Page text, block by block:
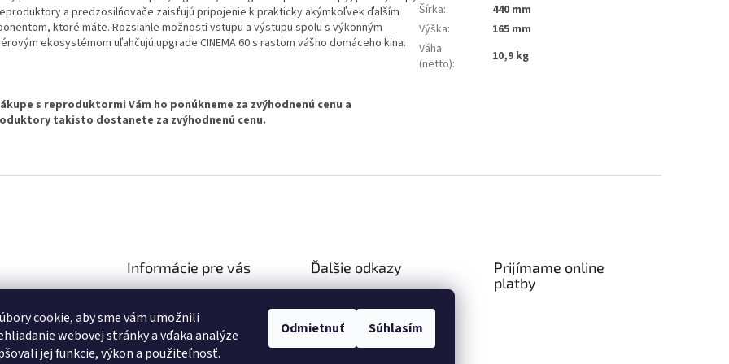
cookie, aby sme vám umožnili
webovej stránky a vďaka analýze
jej funkcie, výkon a použiteľnosť.
Odmietnuť Súhlasím
a predzosilňovače zaisťujú pripojenie k prakticky akýmkoľvek ďalším
ktoré máte. Rozsiahle možnosti vstupu a výstupu spolu s výkonným
ekosystémom uľahčujú upgrade CINEMA 60 s rastom vášho domáceho kina.
s reproduktormi Vám ho ponúkneme za zvýhodnenú cenu a
takisto dostanete za zvýhodnenú cenu.
Šírka:
440 mm
Výška:
165 mm
Váha
(netto): 10,9 kg
106 751
hifi
Informácie pre vás
Obchodné podmienky
Podmienky ochrany osobných
údajov
Ďalšie odkazy
Doprava a platba
Prijímame online
platby